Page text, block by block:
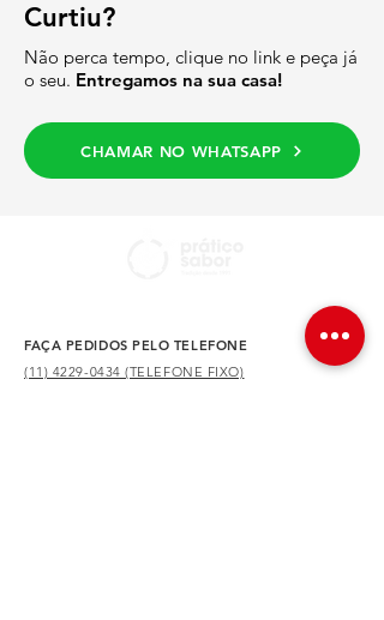
Curtiu?
Não perca tempo, clique no link e peça já
o seu. Entregamos na sua casa!
CHAMAR NO WHATSAPP
FAÇA PEDIDOS PELO TELEFONE
(11) 4229-0434 (TELEFONE FIXO)